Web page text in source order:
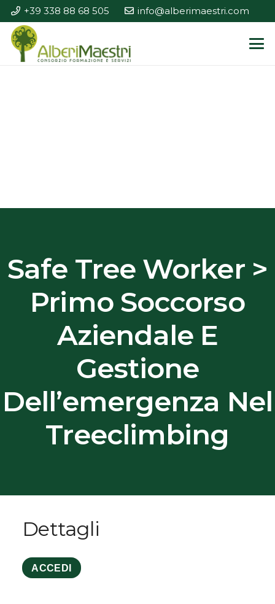
+39 338 88 68 505 info@alberimaestri.com
Safe Tree Worker >
Primo Soccorso
Aziendale E
Gestione
Dell’emergenza Nel
Treeclimbing
Dettagli
ACCEDI